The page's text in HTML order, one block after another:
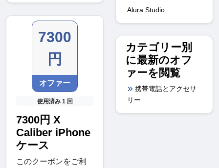
7300
円
オファー
使用済み 1 回
7300円 X
Caliber iPhone
ケース
このクーポンをご利
Alura Studio
カテゴリー別
に最新のオフ
ァーを閲覧
携帯電話とアクセサ
リー